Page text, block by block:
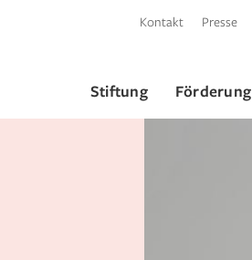
Kontakt Presse
Stiftung Förderung